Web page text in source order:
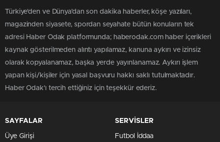
Türkiye'den ve Dünya’dan son dakika haberler, köşe yazıları,
magazinden siyasete, spordan seyahate bütün konuların tek
adresi Haber Odak platformunda; haberodak.com haber içerikleri
kaynak gösterilmeden alıntı yapılamaz, kanuna aykırı ve izinsiz
olarak kopyalanamaz, başka yerde yayınlanamaz. Aykırı işlem
yapan kişi/kişiler için yasal başvuru hakkı saklı tutulmaktadır.
Haber Odak'ı tercih ettiğiniz için teşekkür ederiz.
SAYFALAR
Üye Girişi
SERVİSLER
Futbol İddaa